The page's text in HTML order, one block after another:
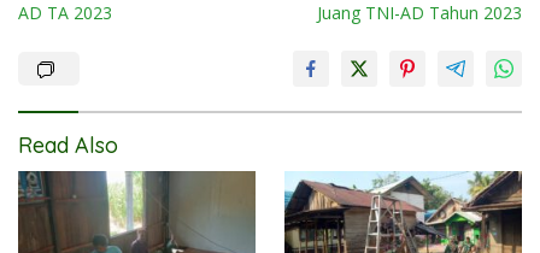
AD TA 2023
Juang TNI-AD Tahun 2023
Read Also